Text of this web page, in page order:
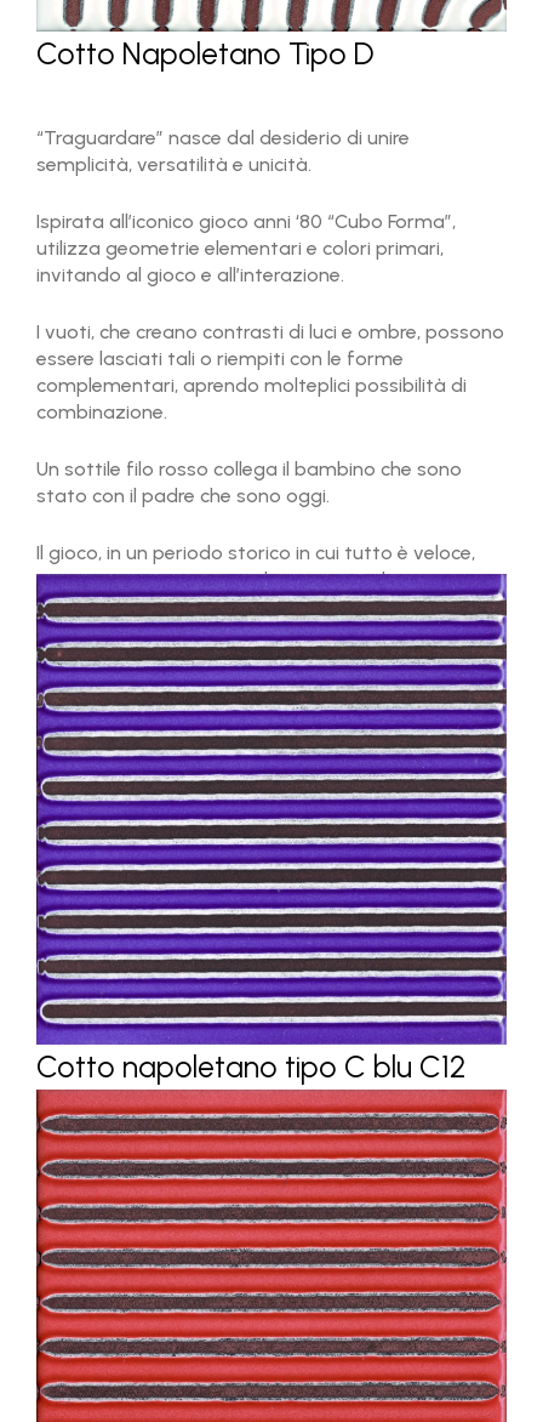
Cotto Napoletano Tipo D
“Traguardare” nasce dal desiderio di unire
semplicità, versatilità e unicità.
Ispirata all’iconico gioco anni ‘80 “Cubo Forma”,
utilizza geometrie elementari e colori primari,
invitando al gioco e all’interazione.
I vuoti, che creano contrasti di luci e ombre, possono
essere lasciati tali o riempiti con le forme
complementari, aprendo molteplici possibilità di
combinazione.
Un sottile filo rosso collega il bambino che sono
stato con il padre che sono oggi.
Il gioco, in un periodo storico in cui tutto è veloce,
aiuta a recuperare tempi lenti, a risvegliare
creatività e immaginazione.
Cotto napoletano tipo C blu C12